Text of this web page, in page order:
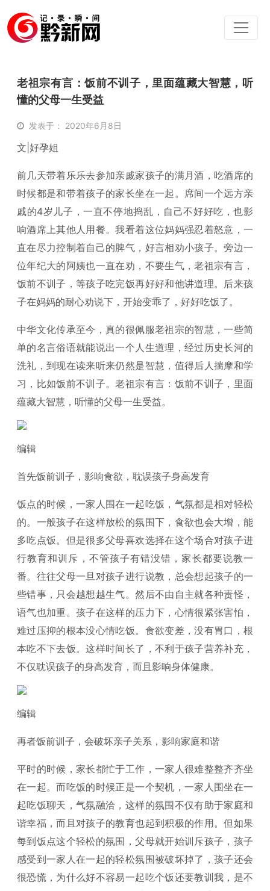
老祖宗有言：饭前不训子，里面蕴藏大智慧，听
懂的父母一生受益
发表于： 2020年6月8日
文|好孕姐
前几天带着乐乐去参加亲戚家孩子的满月酒，吃酒席的
时候都是和带着孩子的家长坐在一起。席间一个远方亲
戚的4岁儿子，一直不停地捣乱，自己不好好吃，也影
响酒席上其他人用餐。我看着这位妈妈强忍着怒意，一
直在尽力控制着自己的脾气，好言相劝小孩子。旁边一
位年纪大的阿姨也一直在劝，不要生气，老祖宗有言，
饭前不训子，等孩子吃完饭再好好和他讲道理。后来孩
子在妈妈的耐心劝说下，开始变乖了，好好吃饭了。
中华文化传承至今，真的很佩服老祖宗的智慧，一些简
单的名言俗语就能说出一个人生道理，经过历史长河的
洗礼，到现在读来听来仍然是智慧，值得后人揣摩和学
习，比如饭前不训子。老祖宗有言：饭前不训子，里面
蕴藏大智慧，听懂的父母一生受益。
编辑
首先饭前训子，影响食欲，耽误孩子身高发育
饭点的时候，一家人围在一起吃饭，气氛都是相对轻松
的。一般孩子在这样放松的氛围下，食欲也会大增，能
多吃点饭。但是很多父母喜欢选择在这个场合对孩子进
行教育和训斥，不管孩子有错没错，家长都要说教一
番。往往父母一旦对孩子进行说教，总会想起孩子的一
些错事，只会越想越生气。然后不由自主就各种责怪，
语气也加重。孩子在这样的压力下，心情很紧张害怕，
难过压抑的根本没心情吃饭。食欲变差，没有胃口，根
本吃不下去饭。这样时间长了，不利于孩子营养补充，
不仅耽误孩子的身高发育，而且影响身体健康。
编辑
再者饭前训子，会破坏亲子关系，影响家庭和谐
平时的时候，家长都忙于工作，一家人很难整整齐齐坐
在一起。而吃饭的时候正是一个契机，一家人围坐在一
起吃饭聊天，气氛融洽，这样的氛围不仅有助于家庭和
谐幸福，而且对孩子的教育也起到积极的作用。但如果
每到饭点这个轻松的氛围，父母就开始训斥孩子，孩子
感受到一家人在一起的轻松氛围被破坏掉了，孩子还会
很恐慌，为什么好不容易一起吃个饭还要教训我，是不